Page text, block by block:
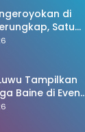
di
Satu
Ditangkap
Tampilkan
Baine di Event
2026